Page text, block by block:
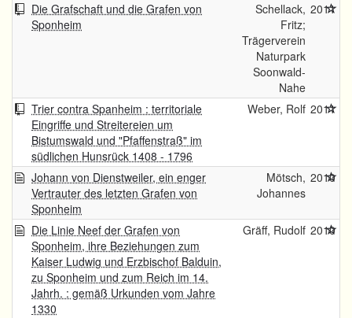
Die Grafschaft und die Grafen von
Sponheim
Schellack,
Fritz;
Trägerverein
Naturpark
Soonwald-
Nahe
2011
Trier contra Spanheim : territoriale
Eingriffe und Streitereien um
Bistumswald und "Pfaffenstraß" im
südlichen Hunsrück 1408 - 1796
Weber, Rolf 2011
Johann von Dienstweiler, ein enger
Vertrauter des letzten Grafen von
Sponheim
Mötsch,
Johannes
2010
Die Linie Neef der Grafen von
Sponheim, ihre Beziehungen zum
Kaiser Ludwig und Erzbischof Balduin,
zu Sponheim und zum Reich im 14.
Jahrh. : gemäß Urkunden vom Jahre
1330
Gräff, Rudolf 2010